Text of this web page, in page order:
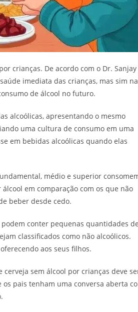
por crianças. De acordo com o Dr. Sanjay
imediata das crianças, mas sim na
de álcool no futuro.
alcoólicas, apresentando o mesmo
uma cultura de consumo em uma
em bebidas alcoólicas quando elas
médio e superior
em comparação com os que não
beber desde cedo.
conter pequenas quantidades
classificados como não alcoólicos.
aos seus filhos.
sem álcool por crianças deve
pais tenham uma conversa aberta